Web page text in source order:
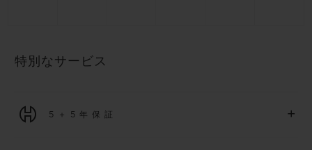
特別なサービス
5＋5年保証 +